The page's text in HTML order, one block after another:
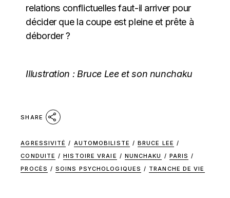
relations conflictuelles faut-il arriver pour
décider que la coupe est pleine et prête à
déborder ?
Illustration : Bruce Lee et son nunchaku
SHARE
AGRESSIVITÉ / AUTOMOBILISTE / BRUCE LEE /
CONDUITE / HISTOIRE VRAIE / NUNCHAKU / PARIS /
PROCÈS / SOINS PSYCHOLOGIQUES / TRANCHE DE VIE